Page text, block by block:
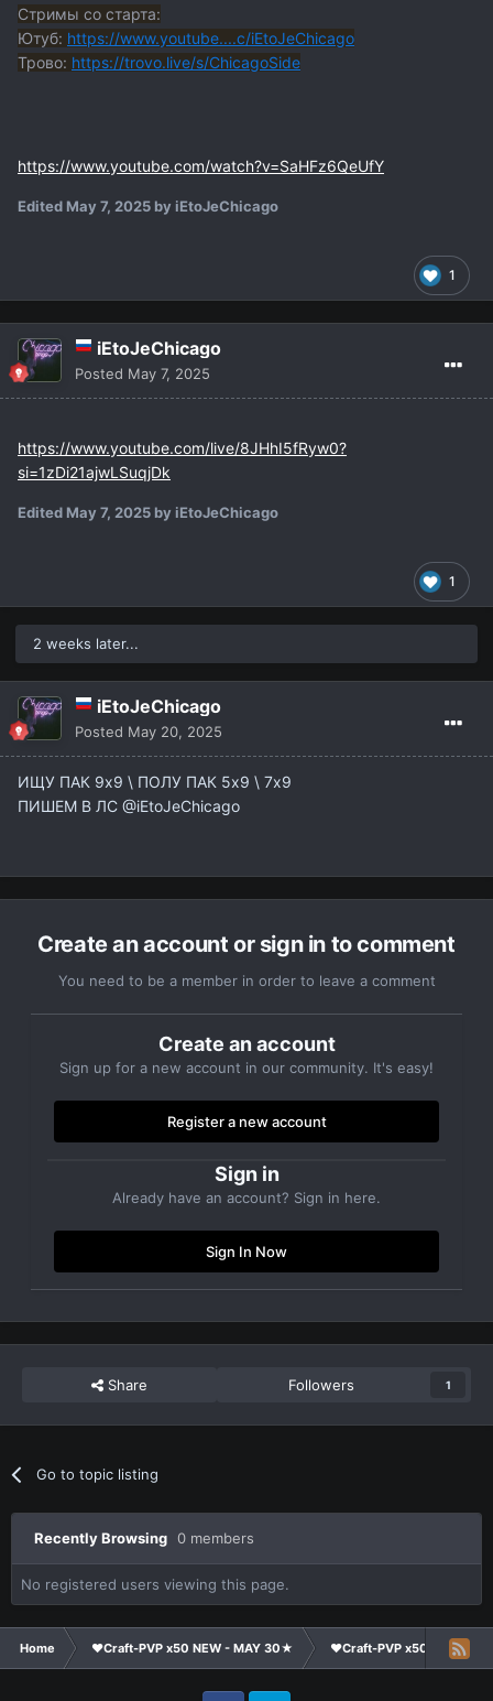
Стримы со старта:
Ютуб: https://www.youtube....c/iEtoJeChicago
Трово: https://trovo.live/s/ChicagoSide
https://www.youtube.com/watch?v=SaHFz6QeUfY
Edited May 7, 2025 by iEtoJeChicago
1
iEtoJeChicago
Posted May 7, 2025
https://www.youtube.com/live/8JHhI5fRyw0?
si=1zDi21ajwLSuqjDk
Edited May 7, 2025 by iEtoJeChicago
1
2 weeks later...
iEtoJeChicago
Posted May 20, 2025
ИЩУ ПАК 9х9 \ ПОЛУ ПАК 5х9 \ 7х9
ПИШЕМ В ЛС @iEtoJeChicago
Create an account or sign in to comment
You need to be a member in order to leave a comment
Create an account
Sign up for a new account in our community. It's easy!
Register a new account
Sign in
Already have an account? Sign in here.
Sign In Now
Share Followers 1
Go to topic listing
Recently Browsing 0 members
No registered users viewing this page.
Home ❤Craft-PVP x50 NEW - MAY 30★ ❤Craft-PVP x50★